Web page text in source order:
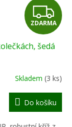
Z
D
A
R
M
A
ZDARMA
šedá
Skladem (3 ks)
Do košíku